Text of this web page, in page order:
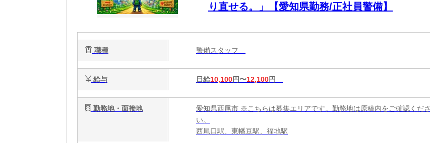
り直せる。」【愛知県勤務/正社員警備】
職種 警備スタッフ
給与 日給10,100円〜12,100円
勤務地・面接地
愛知県西尾市 ※こちらは募集エリアです。勤務地は原稿内をご確認くださ
い。
西尾口駅、東幡豆駅、福地駅